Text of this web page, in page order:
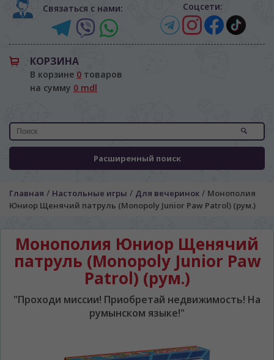
Связаться с нами:
Соцсети:
КОРЗИНА
В корзине 0 товаров
на сумму 0 mdl
Расширенный поиск
Главная / Настольные игры / Для вечеринок / Монополия
Юниор Щенячий патруль (Monopoly Junior Paw Patrol) (рум.)
Монополия Юниор Щенячий
патруль (Monopoly Junior Paw
Patrol) (рум.)
"Проходи миссии! Приобретай недвижимость! На
румынском языке!"